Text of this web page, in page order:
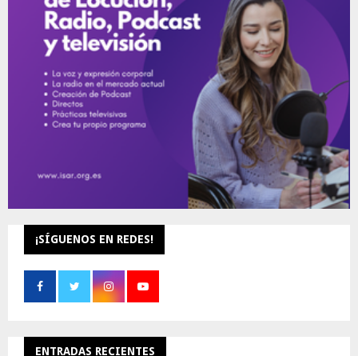
¡SÍGUENOS EN REDES!
ENTRADAS RECIENTES